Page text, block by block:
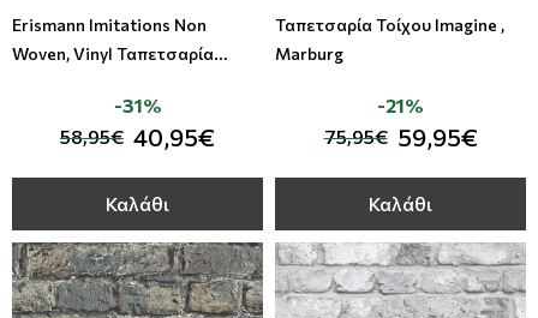
Erismann Imitations Non
Woven, Vinyl Ταπετσαρία
58,95€ 40,95€
-31%
Καλάθι
Ταπετσαρία Τοίχου Imagine ,
Marburg
75,95€ 59,95€
-21%
Καλάθι